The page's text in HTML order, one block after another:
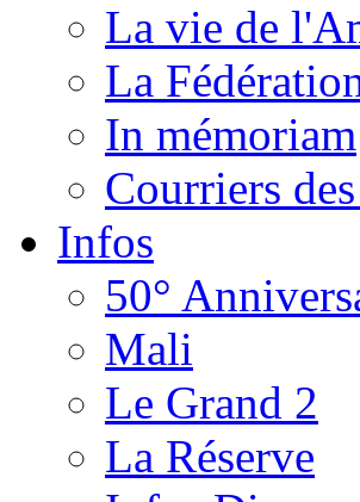
La vie de
La
In mémoriam
Courriers
Infos
50°
Mali
Le Grand 2
La Réserve